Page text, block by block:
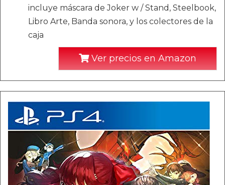
incluye máscara de Joker w / Stand, Steelbook,
Libro Arte, Banda sonora, y los colectores de la
caja
Ver precios en Amazon